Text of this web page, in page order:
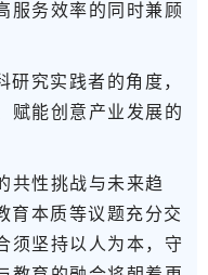
服务效率的同时兼顾
研究实践者的角度，
赋能创意产业发展的
共性挑战与未来趋
育本质等议题充分交
须坚持以人为本，守